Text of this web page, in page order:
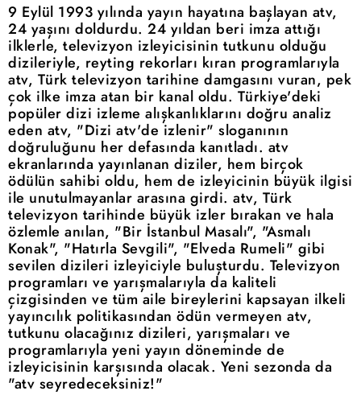
9 Eylül 1993 yılında yayın hayatına başlayan atv,
24 yaşını doldurdu. 24 yıldan beri imza attığı
ilklerle, televizyon izleyicisinin tutkunu olduğu
dizileriyle, reyting rekorları kıran programlarıyla
atv, Türk televizyon tarihine damgasını vuran, pek
çok ilke imza atan bir kanal oldu. Türkiye'deki
popüler dizi izleme alışkanlıklarını doğru analiz
eden atv, "Dizi atv'de izlenir" sloganının
doğruluğunu her defasında kanıtladı. atv
ekranlarında yayınlanan diziler, hem birçok
ödülün sahibi oldu, hem de izleyicinin büyük ilgisi
ile unutulmayanlar arasına girdi. atv, Türk
televizyon tarihinde büyük izler bırakan ve hala
özlemle anılan, "Bir İstanbul Masalı", "Asmalı
Konak", "Hatırla Sevgili", "Elveda Rumeli" gibi
sevilen dizileri izleyiciyle buluşturdu. Televizyon
programları ve yarışmalarıyla da kaliteli
çizgisinden ve tüm aile bireylerini kapsayan ilkeli
yayıncılık politikasından ödün vermeyen atv,
tutkunu olacağınız dizileri, yarışmaları ve
programlarıyla yeni yayın döneminde de
izleyicisinin karşısında olacak. Yeni sezonda da
"atv seyredeceksiniz!"